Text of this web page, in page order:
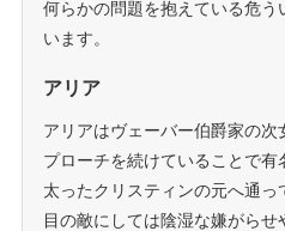
何らかの問題を抱えている危う
います。
アリア
アリアはヴェーバー伯爵家の
プローチを続けていることで
太ったクリスティンの元へ通
目の敵にしては陰湿な嫌がらせ